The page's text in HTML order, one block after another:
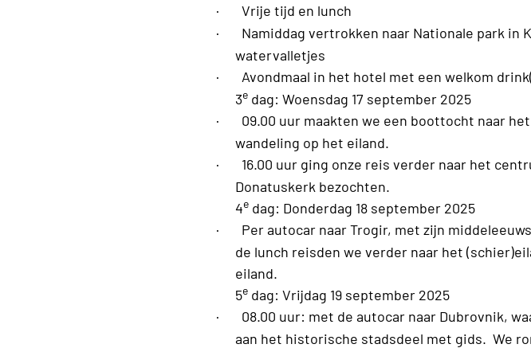
· Vrije tijd en lunch
· Namiddag vertrokken naar Nationale park in
watervalletjes
· Avondmaal in het hotel met een welkom
3edag: Woensdag 17 september 2025
· 09.00 uur maakten we een boottocht naar
wandeling op het eiland.
· 16.00 uur ging onze reis verder naar het
Donatuskerk bezochten.
4edag: Donderdag 18 september 2025
· Per autocar naar Trogir, met zijn
de lunch reisden we verder naar het
eiland.
5edag: Vrijdag 19 september 2025
· 08.00 uur: met de autocar naar Dubrovnik,
aan het historische stadsdeel met gids. We